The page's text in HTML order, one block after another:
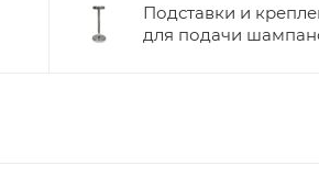
Подставки и
для подачи